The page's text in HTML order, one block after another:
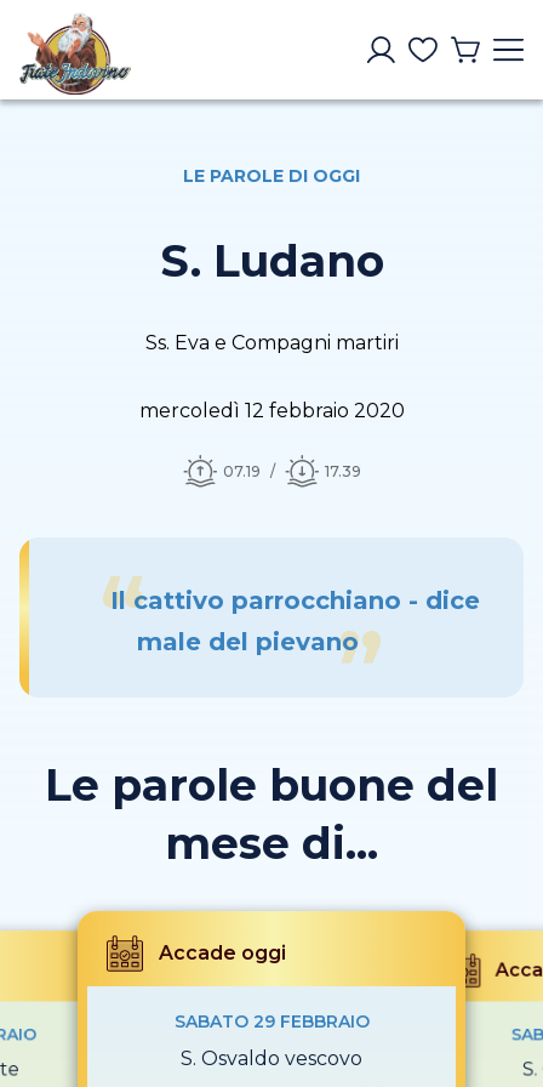
LE PAROLE DI OGGI
S. Ludano
Ss. Eva e Compagni martiri
mercoledì 12 febbraio 2020
07.19 17.39
Il cattivo parrocchiano - dice
male del pievano
Le parole buone del
mese di...
Accade oggi
SABATO 29 FEBBRAIO
S. Osvaldo vescovo